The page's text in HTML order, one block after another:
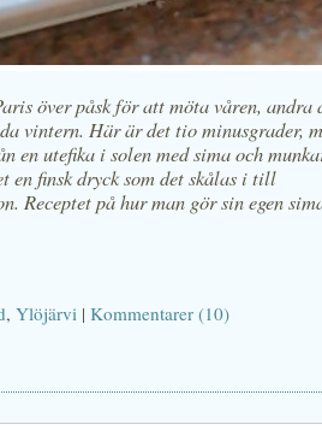
över påsk för att möta våren,
vintern. Här är det tio minusgrader,
en utefika i solen med sima och
en finsk dryck som det skålas i till
Receptet på hur man gör sin egen
, Ylöjärvi | Kommentarer (10)